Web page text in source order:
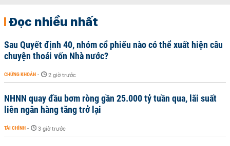
Đọc nhiều nhất
Sau Quyết định 40, nhóm cổ phiếu nào có thể xuất hiện câu
chuyện thoái vốn Nhà nước?
CHỨNG KHOÁN - 2 giờ trước
NHNN quay đầu bơm ròng gần 25.000 tỷ tuần qua, lãi suất
liên ngân hàng tăng trở lại
TÀI CHÍNH - 3 giờ trước